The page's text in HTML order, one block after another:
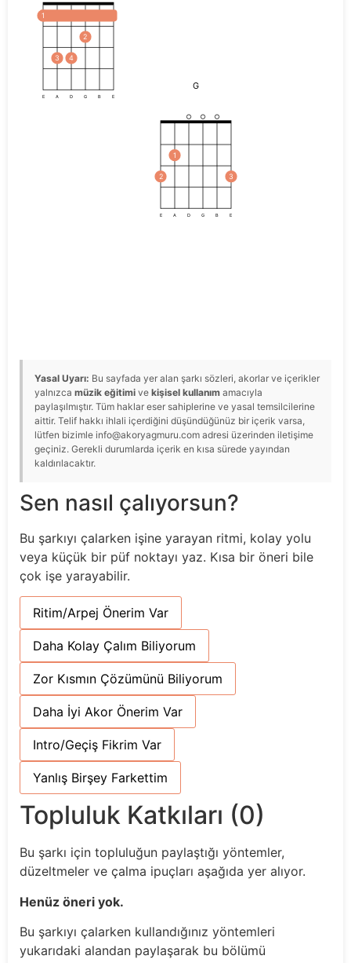
1
3 4
2
E A D G B E
G
2
1
3
E A D G B E
Yasal Uyarı: Bu sayfada yer alan şarkı sözleri, akorlar ve içerikler
yalnızca müzik eğitimi ve kişisel kullanım amacıyla
paylaşılmıştır. Tüm haklar eser sahiplerine ve yasal temsilcilerine
aittir. Telif hakkı ihlali içerdiğini düşündüğünüz bir içerik varsa,
lütfen bizimle info@akoryagmuru.com adresi üzerinden iletişime
geçiniz. Gerekli durumlarda içerik en kısa sürede yayından
kaldırılacaktır.
Sen nasıl çalıyorsun?
Bu şarkıyı çalarken işine yarayan ritmi, kolay yolu
veya küçük bir püf noktayı yaz. Kısa bir öneri bile
çok işe yarayabilir.
Ritim/Arpej Önerim Var
Daha Kolay Çalım Biliyorum
Zor Kısmın Çözümünü Biliyorum
Daha İyi Akor Önerim Var
Intro/Geçiş Fikrim Var
Yanlış Birşey Farkettim
Topluluk Katkıları (0)
Bu şarkı için topluluğun paylaştığı yöntemler,
düzeltmeler ve çalma ipuçları aşağıda yer alıyor.
Henüz öneri yok.
Bu şarkıyı çalarken kullandığınız yöntemleri
yukarıdaki alandan paylaşarak bu bölümü